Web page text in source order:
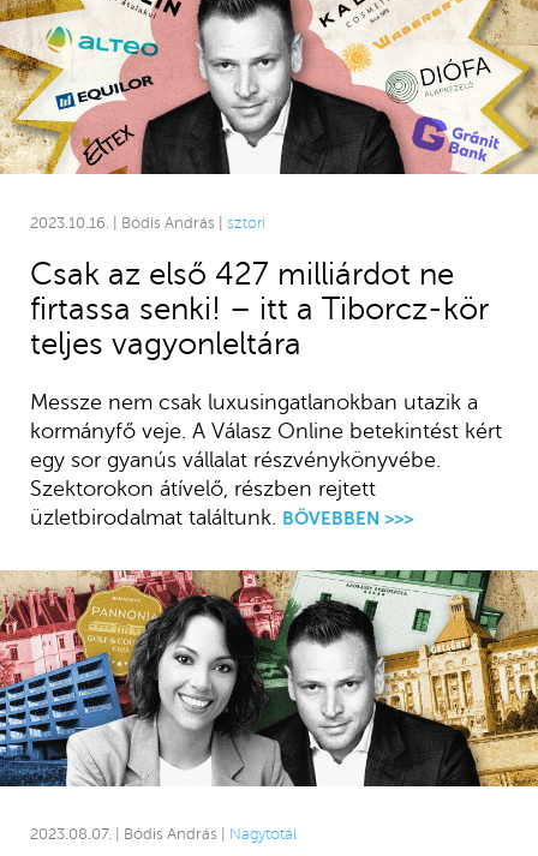
2023.10.16. | Bódis András | sztori
Csak az első 427 milliárdot ne
firtassa senki! – itt a Tiborcz-kör
teljes vagyonleltára
Messze nem csak luxusingatlanokban utazik a
kormányfő veje. A Válasz Online betekintést kért
egy sor gyanús vállalat részvénykönyvébe.
Szektorokon átívelő, részben rejtett
üzletbirodalmat találtunk.
BŐVEBBEN >>>
2023.08.07. | Bódis András | Nagytotál